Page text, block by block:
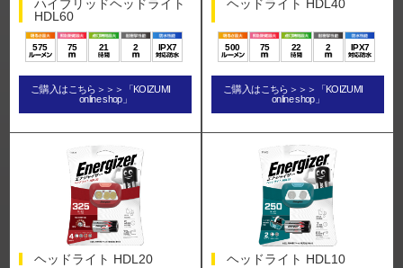
ハイブリッドヘッドライト
HDL60
575 75 21 2 IPX7
ご購入はこちら＞＞＞「KOIZUMI
online shop」
ヘッドライト HDL40
500 75 22 2 IPX7
ご購入はこちら＞＞＞「KOIZUMI
online shop」
ヘッドライト HDL20 ヘッドライト HDL10